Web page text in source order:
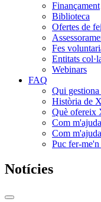
Finançament
Biblioteca
Ofertes de
Fes
Entitats
Webinars
FAQ
Qui
Història de
Què ofereix
Com
Com
Puc fer-me'n
Notícies